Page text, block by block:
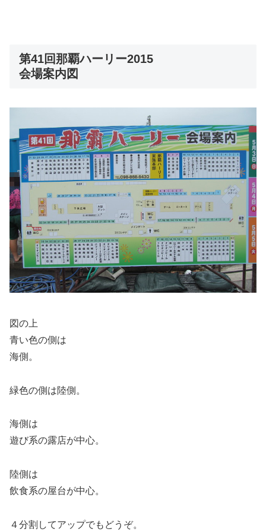
第41回那覇ハーリー2015
会場案内図
図の上
青い色の側は
海側。
緑色の側は陸側。
海側は
遊び系の露店が中心。
陸側は
飲食系の屋台が中心。
４分割してアップでもどうぞ。